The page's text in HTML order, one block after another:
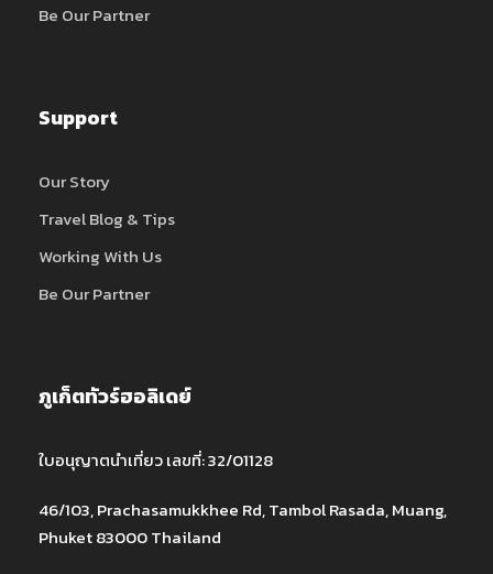
Be Our Partner
Support
Our Story
Travel Blog & Tips
Working With Us
Be Our Partner
ภูเก็ตทัวร์ฮอลิเดย์
ใบอนุญาตนำเที่ยว เลขที่: 32/01128
46/103, Prachasamukkhee Rd, Tambol Rasada, Muang,
Phuket 83000 Thailand